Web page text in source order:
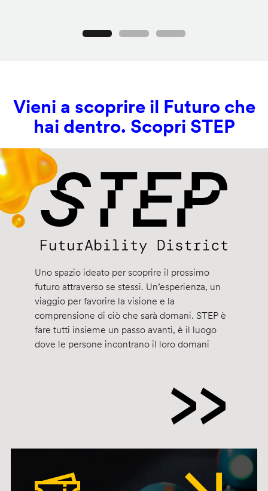
Vieni a scoprire il Futuro che
hai dentro. Scopri STEP
Uno spazio ideato per scoprire il prossimo
futuro attraverso se stessi. Un’esperienza, un
viaggio per favorire la visione e la
comprensione di ciò che sarà domani. STEP è
fare tutti insieme un passo avanti, è il luogo
dove le persone incontrano il loro domani